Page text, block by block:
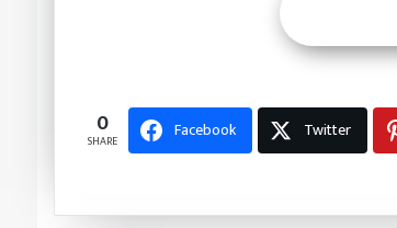
0
SHARE Facebook Twitter